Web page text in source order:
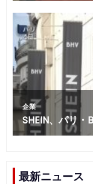
最新ニュース